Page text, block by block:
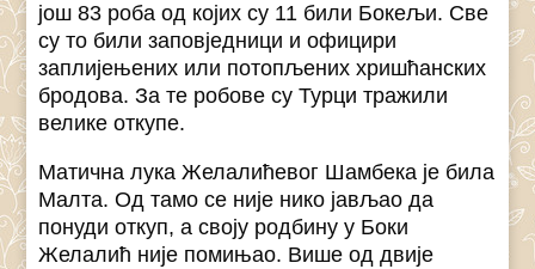
још 83 роба од којих су 11 били Бокељи. Све
су то били заповједници и официри
заплијењених или потопљених хришћанских
бродова. За те робове су Турци тражили
велике откупе.
Матична лука Желалићевог Шамбека је била
Малта. Од тамо се није нико јављао да
понуди откуп, а своју родбину у Боки
Желалић није помињао. Више од двије